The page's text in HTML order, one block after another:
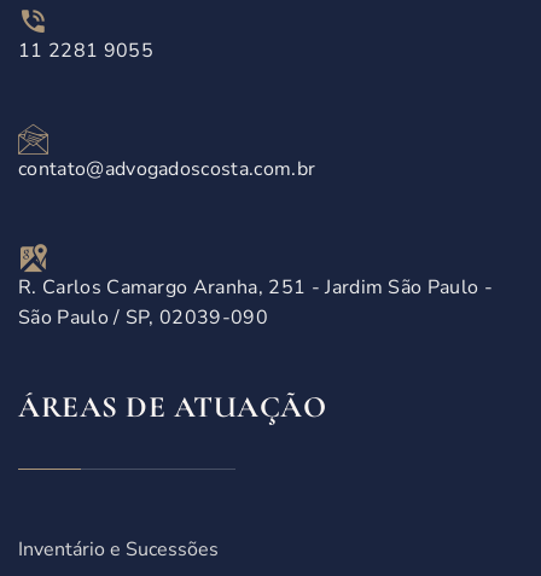
11 2281 9055
contato@advogadoscosta.com.br
R. Carlos Camargo Aranha, 251 - Jardim São Paulo -
São Paulo / SP, 02039-090
ÁREAS DE ATUAÇÃO
Inventário e Sucessões